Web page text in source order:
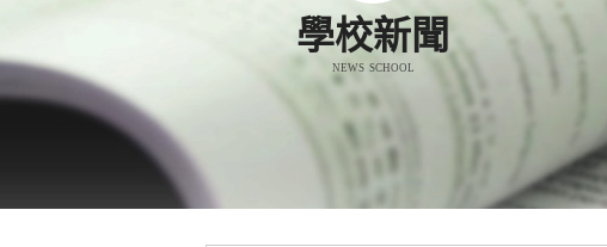
學校新聞
NEWS SCHOOL